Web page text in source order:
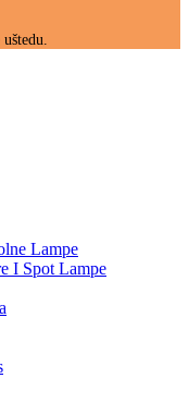
Lampe
I Spot Lampe